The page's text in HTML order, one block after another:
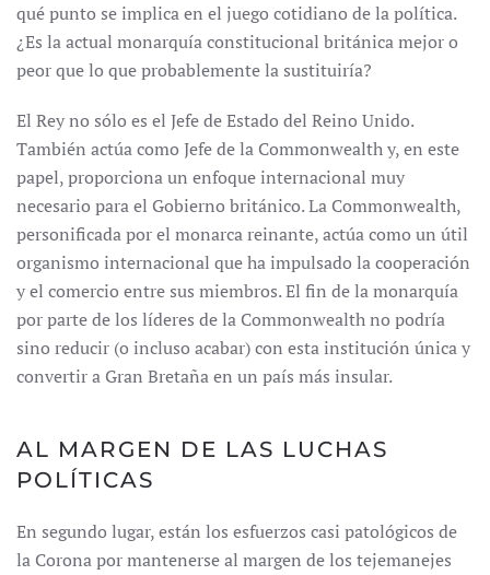
qué punto se implica en el juego cotidiano de la política.
¿Es la actual monarquía constitucional británica mejor o
peor que lo que probablemente la sustituiría?
El Rey no sólo es el Jefe de Estado del Reino Unido.
También actúa como Jefe de la Commonwealth y, en este
papel, proporciona un enfoque internacional muy
necesario para el Gobierno británico. La Commonwealth,
personificada por el monarca reinante, actúa como un útil
organismo internacional que ha impulsado la cooperación
y el comercio entre sus miembros. El fin de la monarquía
por parte de los líderes de la Commonwealth no podría
sino reducir (o incluso acabar) con esta institución única y
convertir a Gran Bretaña en un país más insular.
AL MARGEN DE LAS LUCHAS
POLÍTICAS
En segundo lugar, están los esfuerzos casi patológicos de
la Corona por mantenerse al margen de los tejemanejes